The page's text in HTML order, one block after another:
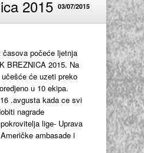
2015 03/07/2015
časova počeće ljetnja
BREZNICA 2015. Na
će uzeti preko
u 10 ekipa.
.avgusta kada ce svi
nagrade
lige- Uprava
ambasade i